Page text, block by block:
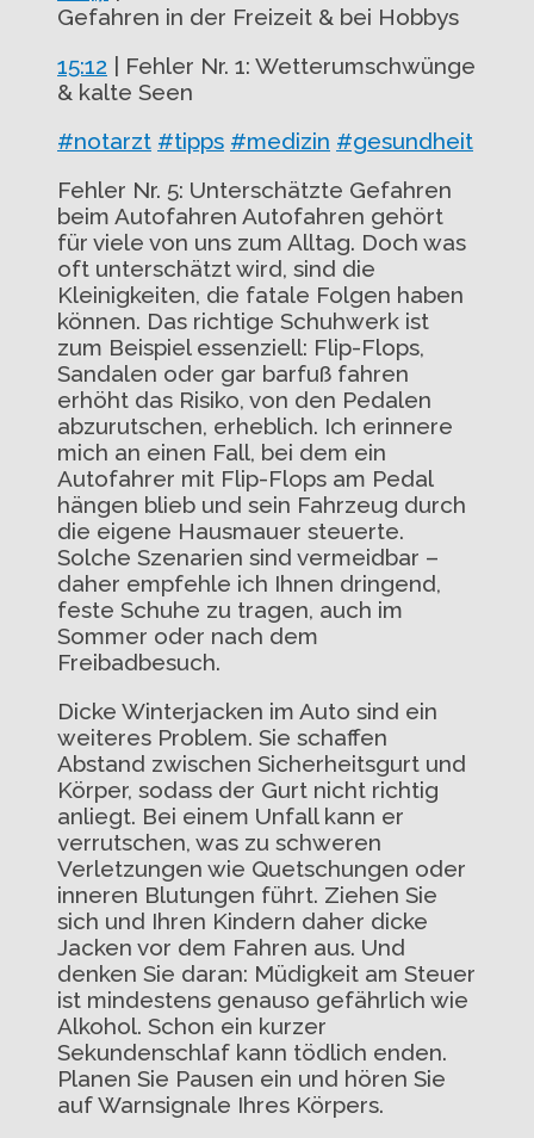
Gefahren in der Freizeit & bei Hobbys
15:12 | Fehler Nr. 1: Wetterumschwünge
& kalte Seen
#notarzt #tipps #medizin #gesundheit
Fehler Nr. 5: Unterschätzte Gefahren
beim Autofahren Autofahren gehört
für viele von uns zum Alltag. Doch was
oft unterschätzt wird, sind die
Kleinigkeiten, die fatale Folgen haben
können. Das richtige Schuhwerk ist
zum Beispiel essenziell: Flip-Flops,
Sandalen oder gar barfuß fahren
erhöht das Risiko, von den Pedalen
abzurutschen, erheblich. Ich erinnere
mich an einen Fall, bei dem ein
Autofahrer mit Flip-Flops am Pedal
hängen blieb und sein Fahrzeug durch
die eigene Hausmauer steuerte.
Solche Szenarien sind vermeidbar –
daher empfehle ich Ihnen dringend,
feste Schuhe zu tragen, auch im
Sommer oder nach dem
Freibadbesuch.
Dicke Winterjacken im Auto sind ein
weiteres Problem. Sie schaffen
Abstand zwischen Sicherheitsgurt und
Körper, sodass der Gurt nicht richtig
anliegt. Bei einem Unfall kann er
verrutschen, was zu schweren
Verletzungen wie Quetschungen oder
inneren Blutungen führt. Ziehen Sie
sich und Ihren Kindern daher dicke
Jacken vor dem Fahren aus. Und
denken Sie daran: Müdigkeit am Steuer
ist mindestens genauso gefährlich wie
Alkohol. Schon ein kurzer
Sekundenschlaf kann tödlich enden.
Planen Sie Pausen ein und hören Sie
auf Warnsignale Ihres Körpers.